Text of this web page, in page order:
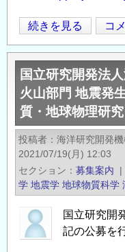
タ
ー
プ
レ
ー
ト
構
造
究
グ
ル
ー
国
立
研
究
開
発
法
人
洋
研
究
開
続きを見る コ
国立研究開発法
火山部門 地震発
質・地球物理研
投稿者 海洋研究開発
2021/07/19(月) 12:03
セクション
募集案内 |
学 地震学 地球物質科学
国立研究開
記の公募を